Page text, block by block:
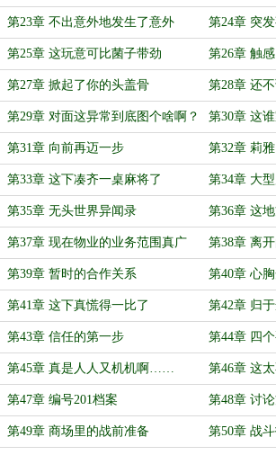
第23章 不出意外地发生了意外 第24章 突
第25章 这玩意可比菌子带劲 第26章 触感
第27章 掀起了你的头盖骨 第28章 还
第29章 对面这异常到底图个啥啊？ 第30章 这
第31章 向前再迈一步 第32章 莉
第33章 这下凑齐一桌麻将了 第34章 大
第35章 无头世界异闻录 第36章 这
第37章 现在物业的业务范围真广
啊……
第38章 离
第39章 暂时的合作关系 第40章 心
第41章 这下真慌得一比了 第42章 归
第43章 信任的第一步 第44章 四
第45章 真是人人又机机啊…… 第46章 这
更！）
第47章 编号201档案 第48章 讨
第49章 商场里的战前准备 第50章 战